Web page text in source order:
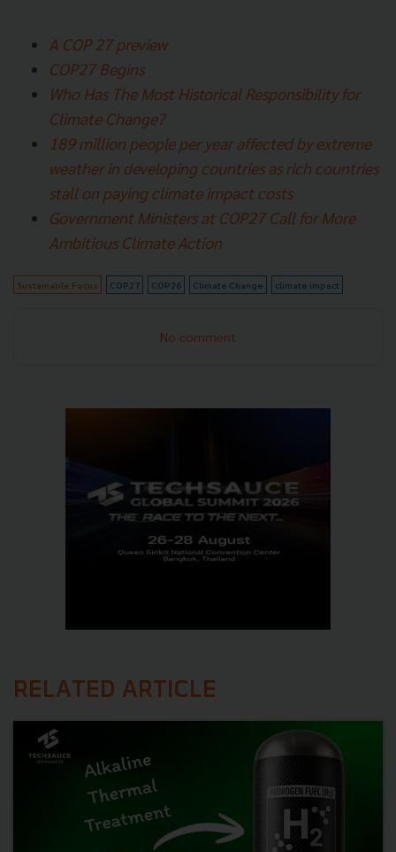
A COP 27 preview
COP27 Begins
Who Has The Most Historical Responsibility for
Climate Change?
189 million people per year affected by extreme
weather in developing countries as rich countries
stall on paying climate impact costs
Government Ministers at COP27 Call for More
Ambitious Climate Action
Sustainable Focus COP27 COP26 Climate Change climate impact
No comment
RELATED ARTICLE